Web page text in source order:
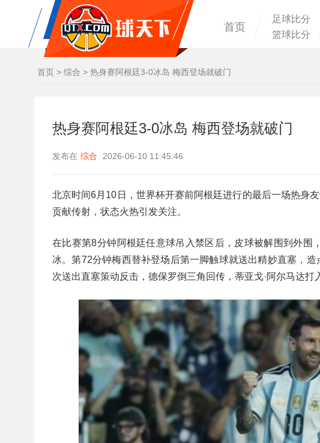
首页
足球比分
篮球比分
首页 > 综合 > 热身赛阿根廷3-0冰岛 梅西登场就破门
热身赛阿根廷3-0冰岛 梅西登场就破门
发布在 综合 2026-06-10 11:45:46
北京时间6月10日，世界杯开赛前阿根廷进行的最后一场热身
贡献传射，状态火热引发关注。
在比赛第8分钟‌阿根廷任意球吊入禁区后，皮球被解围到外围
冰。第72分钟‌梅西替补登场后第一脚触球就送出精妙直塞，
次送出直塞策动反击，德保罗倒三角回传，蒂亚戈·阿尔马达打